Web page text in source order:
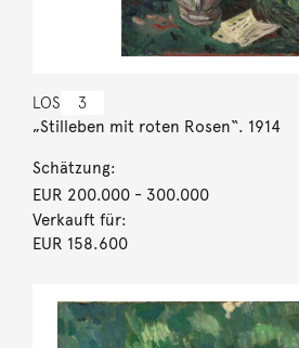
LOS 3
„Stilleben mit roten Rosen“. 1914
Schätzung:
EUR 200.000- 300.000
Verkauft für:
EUR 158.600